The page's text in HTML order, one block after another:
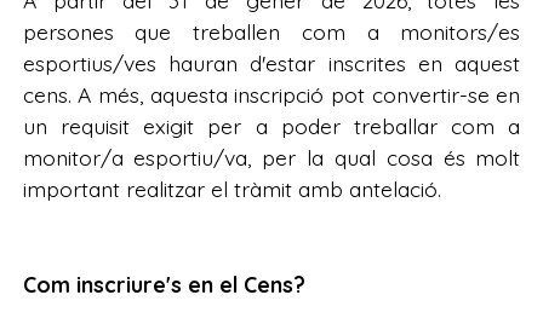
persones que treballen com a monitors/es
esportius/ves hauran d'estar inscrites en aquest
cens. A més, aquesta inscripció pot convertir-se en
un requisit exigit per a poder treballar com a
monitor/a esportiu/va, per la qual cosa és molt
important realitzar el tràmit amb antelació.
Com inscriure's en el Cens?